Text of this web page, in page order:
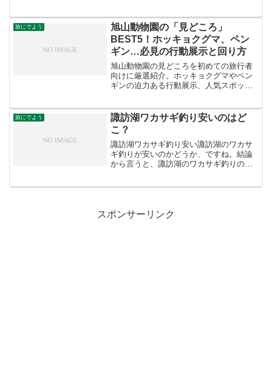
す。今回は、実際に宿泊された方々の生
の声をお届けしま...
旅にでよう
旭山動物園の「見どころ」
BEST5！ホッキョクグマ、ペン
ギン…必見の行動展示と回り方
旭山動物園の見どころを初めての旅行者
向けに厳選紹介。ホッキョクグマやペン
ギンの迫力ある行動展示、人気スポッ
旅にでよう
諏訪湖ワカサギ釣り安いのはど
こ？
諏訪湖ワカサギ釣り安い諏訪湖のワカサ
ギ釣りが安いのかどうか、ですね。結論
から言うと、諏訪湖のワカサギ釣りの料
スポンサーリンク